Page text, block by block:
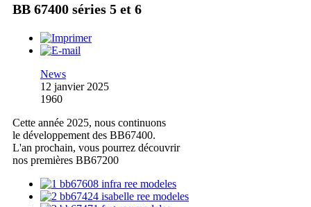
BB 67400 séries 5 et 6
News
12 janvier 2025
1960
Cette année 2025, nous continuons
le développement des BB67400.
L'an prochain, vous pourrez découvrir
nos premières BB67200